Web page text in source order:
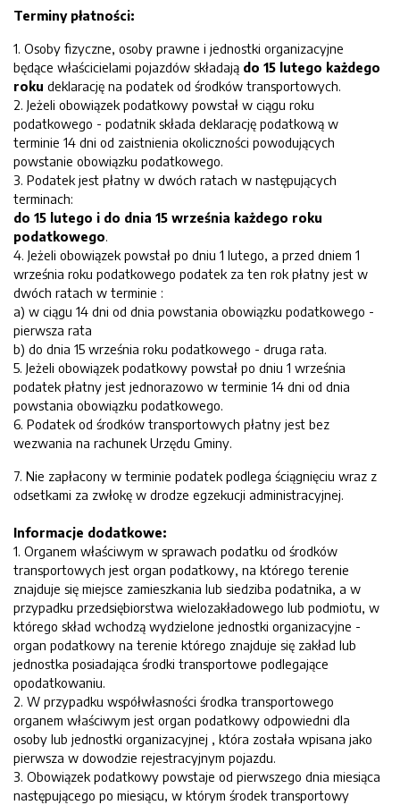
Terminy płatności:
1. Osoby fizyczne, osoby prawne i jednostki organizacyjne
będące właścicielami pojazdów składają do 15 lutego każdego
roku deklarację na podatek od środków transportowych.
2. Jeżeli obowiązek podatkowy powstał w ciągu roku
podatkowego - podatnik składa deklarację podatkową w
terminie 14 dni od zaistnienia okoliczności powodujących
powstanie obowiązku podatkowego.
3. Podatek jest płatny w dwóch ratach w następujących
terminach:
do 15 lutego i do dnia 15 września każdego roku
podatkowego.
4. Jeżeli obowiązek powstał po dniu 1 lutego, a przed dniem 1
września roku podatkowego podatek za ten rok płatny jest w
dwóch ratach w terminie :
a) w ciągu 14 dni od dnia powstania obowiązku podatkowego -
pierwsza rata
b) do dnia 15 września roku podatkowego - druga rata.
5. Jeżeli obowiązek podatkowy powstał po dniu 1 września
podatek płatny jest jednorazowo w terminie 14 dni od dnia
powstania obowiązku podatkowego.
6. Podatek od środków transportowych płatny jest bez
wezwania na rachunek Urzędu Gminy.
7. Nie zapłacony w terminie podatek podlega ściągnięciu wraz z
odsetkami za zwłokę w drodze egzekucji administracyjnej.
Informacje dodatkowe:
1. Organem właściwym w sprawach podatku od środków
transportowych jest organ podatkowy, na którego terenie
znajduje się miejsce zamieszkania lub siedziba podatnika, a w
przypadku przedsiębiorstwa wielozakładowego lub podmiotu, w
którego skład wchodzą wydzielone jednostki organizacyjne -
organ podatkowy na terenie którego znajduje się zakład lub
jednostka posiadająca środki transportowe podlegające
opodatkowaniu.
2. W przypadku współwłasności środka transportowego
organem właściwym jest organ podatkowy odpowiedni dla
osoby lub jednostki organizacyjnej , która została wpisana jako
pierwsza w dowodzie rejestracyjnym pojazdu.
3. Obowiązek podatkowy powstaje od pierwszego dnia miesiąca
następującego po miesiącu, w którym środek transportowy